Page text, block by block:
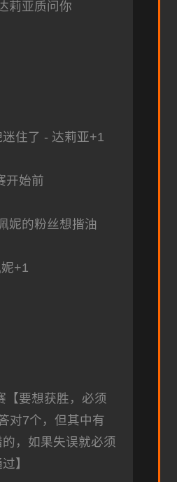
莉亚质问你
住了 - 达莉亚+1
开始前
妮的粉丝想揩油
+1
【要想获胜，必须
对7个，但其中有
，如果失误就必须
】